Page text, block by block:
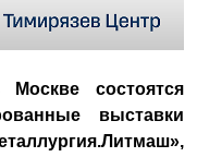
состоятся
выставки